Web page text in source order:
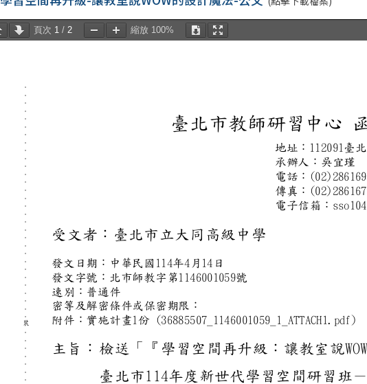
頁次 1/ 2 縮放 100%